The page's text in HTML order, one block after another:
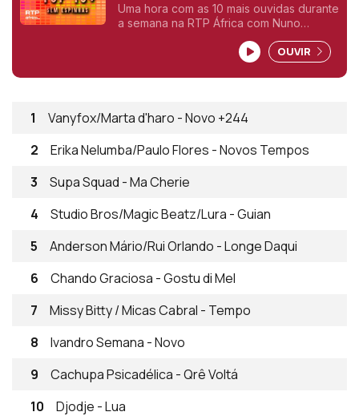
Uma hora com as 10 mais ouvidas durante
a semana na RTP África com Nuno
OUVIR
1
Vanyfox/Marta d'haro - Novo +244
2
Erika Nelumba/Paulo Flores - Novos Tempos
3
Supa Squad - Ma Cherie
4
Studio Bros/Magic Beatz/Lura - Guian
5
Anderson Mário/Rui Orlando - Longe Daqui
6
Chando Graciosa - Gostu di Mel
7
Missy Bitty / Micas Cabral - Tempo
8
Ivandro Semana - Novo
9
Cachupa Psicadélica - Qrê Voltá
10
Djodje - Lua